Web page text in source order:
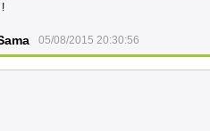
05/08/2015 20:30:56